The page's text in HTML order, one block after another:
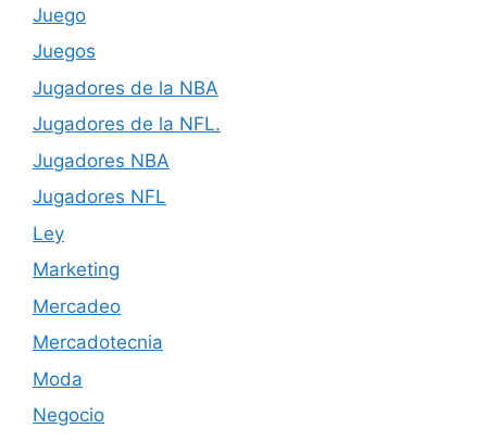
Juego
Juegos
Jugadores de la NBA
Jugadores de la NFL.
Jugadores NBA
Jugadores NFL
Ley
Marketing
Mercadeo
Mercadotecnia
Moda
Negocio